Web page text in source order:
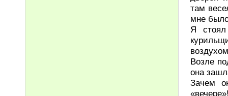
там
мне
Я
Возле
она
Зачем